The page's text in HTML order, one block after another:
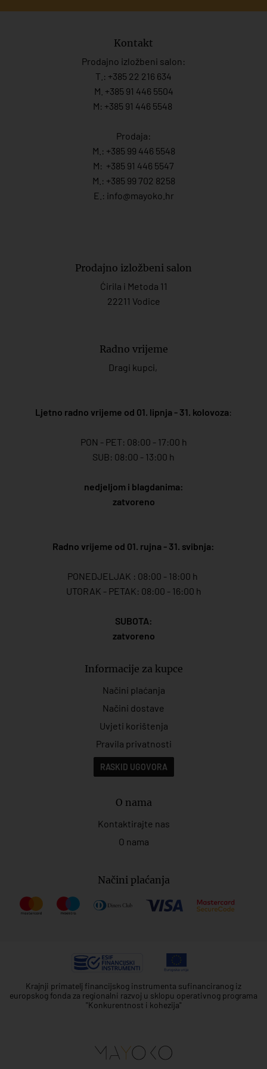
Kontakt
Prodajno izložbeni salon:
T.: +385 22 216 634
M. +385 91 446 5504
M: +385 91 446 5548
Prodaja:
M.: +385 99 446 5548
M: +385 91 446 5547
M.: +385 99 702 8258
E.: info@mayoko. hr
Prodajno izložbeni salon
Ćirila i Metoda 11
22211 Vodice
Radno vrijeme
Dragi kupci,
Ljetno radno vrijeme od 01. lipnja - 31. kolovoza:
PON - PET: 08:00 - 17:00 h
SUB: 08:00 - 13:00 h
nedjeljom i blagdanima:
zatvoreno
Radno vrijeme od 01. rujna - 31. svibnja:
PONEDJELJAK : 08:00 - 18:00 h
UTORAK - PETAK: 08:00 - 16:00 h
SUBOTA:
zatvoreno
Informacije za kupce
Načini plaćanja
Načini dostave
Uvjeti korištenja
Pravila privatnosti
RASKID UGOVORA
O nama
Kontaktirajte nas
O nama
Načini plaćanja
Krajnji primatelj financijskog instrumenta sufinanciranog iz
europskog fonda za regionalni razvoj u sklopu operativnog programa
"Konkurentnost i kohezija"